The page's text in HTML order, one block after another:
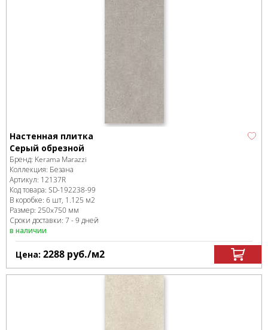
Настенная плитка
Серый обрезной
Бренд: Kerama Marazzi
Коллекция: Безана
Артикул: 12137R
Код товара: SD-192238-99
В коробке: 6 шт, 1.125 м2
Размер: 250x750 мм
Сроки доставки: 7 - 9 дней
в наличии
Цена: 2288 руб./м2